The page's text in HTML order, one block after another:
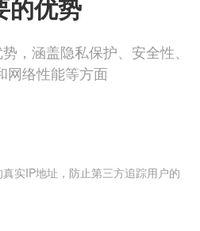
的优势
，涵盖隐私保护、安全性、
网络性能等方面
实IP地址，防止第三方追踪用户的